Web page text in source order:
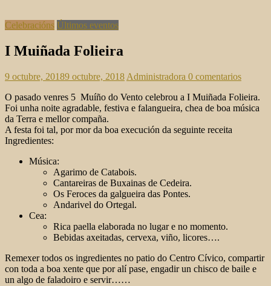
Celebracións Últimos eventos
I Muiñada Folieira
9 octubre, 20189 octubre, 2018 Administradora 0 comentarios
O pasado venres 5 Muíño do Vento celebrou a I Muiñada Folieira.
Foi unha noite agradable, festiva e falangueira, chea de boa música
da Terra e mellor compaña.
A festa foi tal, por mor da boa execución da seguinte receita
Ingredientes:
Música:
Agarimo de Catabois.
Cantareiras de Buxainas de Cedeira.
Os Feroces da galgueira das Pontes.
Andarivel do Ortegal.
Cea:
Rica paella elaborada no lugar e no momento.
Bebidas axeitadas, cervexa, viño, licores….
Remexer todos os ingredientes no patio do Centro Cívico, compartir
con toda a boa xente que por alí pase, engadir un chisco de baile e
un algo de faladoiro e servir……